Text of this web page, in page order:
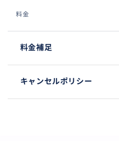
料金
料金補足
キャンセルポリシー